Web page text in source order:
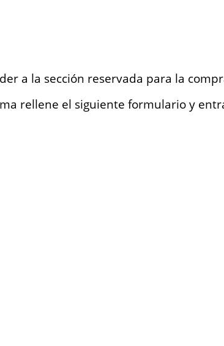
a la sección reservada para la
rellene el siguiente formulario y